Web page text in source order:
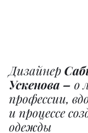
Дизайнер
Ускенова – о
профессии,
и процессе
одежды